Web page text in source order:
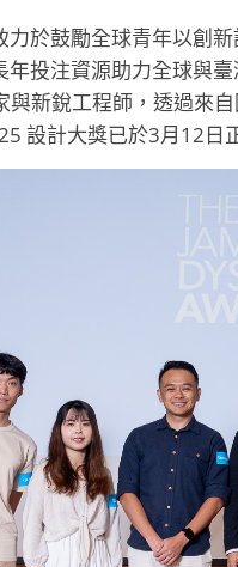
力於鼓勵全球青年以創
年投注資源助力全球與
與新銳工程師，透過來
設計大獎已於3月12日